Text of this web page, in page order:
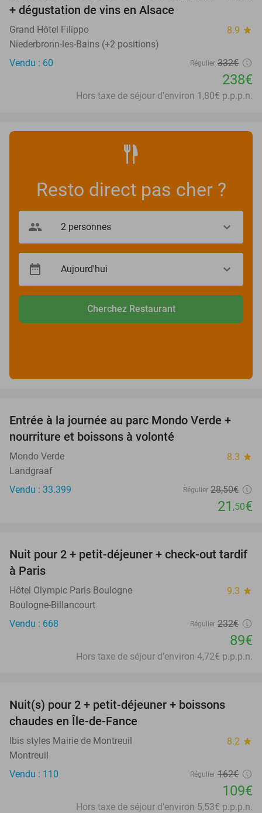
+ dégustation de vins en Alsace
Grand Hôtel Filippo 8.9 star
Niederbronn-les-Bains (+2 positions)
Vendu : 60
Régulier 332€
238€
Hors taxe de séjour d'environ 1,80€ p.p.p.n.
Resto direct pas cher ?
Cherchez Restaurant
25%
Entrée à la journée au parc Mondo Verde +
nourriture et boissons à volonté
Mondo Verde 8.3 star
Landgraaf
Vendu : 33.399
Régulier 28,50€
21 ,50€
62%
Nuit pour 2 + petit-déjeuner + check-out tardif
à Paris
Hôtel Olympic Paris Boulogne 9.3 star
Boulogne-Billancourt
Vendu : 668
Régulier 232€
89€
Hors taxe de séjour d'environ 4,72€ p.p.p.n.
Nuit(s) pour 2 + petit-déjeuner + boissons
chaudes en Île-de-Fance
Ibis styles Mairie de Montreuil 8.2 star
Montreuil
Vendu : 110
Régulier 162€
109€
Hors taxe de séjour d'environ 5,53€ p.p.p.n.